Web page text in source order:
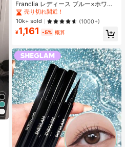
Franclia レディース ブルー×ホワイ
ト ストライプ ボタン付きシャーリン
グ Vネックシャツ 夏向け エフォート
レスシック ブラウス 通学・新学期向
け 春カジュアル
#1 ベストセラー
に ファブリック 柔らかなオフィスブラウス
売り切れ間近！
#1 ベストセラー
に ファブリック 柔らかなオフィスブラウス
売り切れ間近！
#1 ベストセラー
売り切れ間近！
10k+ sold (1000+)
¥1,161 -5% 概算